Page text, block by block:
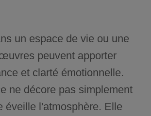
un espace de vie ou une
peuvent apporter
et clarté émotionnelle.
ne décore pas simplement
éveille l'atmosphère. Elle